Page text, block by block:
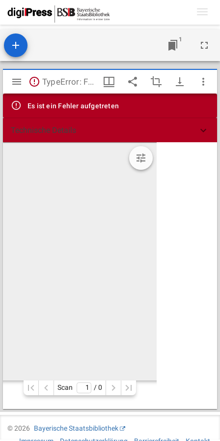
1
Mirador
Viewer
TypeError: Failed to fetch
Es ist ein Fehler aufgetreten
Technische Details
Scan / 0
©2026
Bayerische Staatsbibliothek